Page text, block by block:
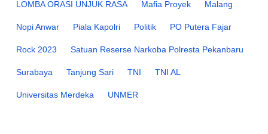
LOMBA ORASI UNJUK RASA Mafia Proyek Malang
Nopi Anwar Piala Kapolri Politik PO Putera Fajar
Rock 2023 Satuan Reserse Narkoba Polresta Pekanbaru
Surabaya Tanjung Sari TNI TNI AL
Universitas Merdeka UNMER